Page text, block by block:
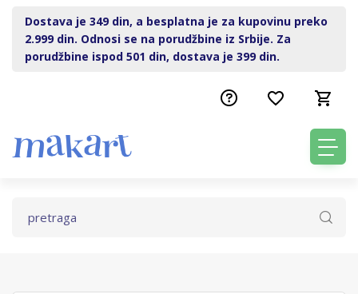
Dostava je 349 din, a besplatna je za kupovinu preko
2.999 din. Odnosi se na porudžbine iz Srbije. Za
porudžbine ispod 501 din, dostava je 399 din.